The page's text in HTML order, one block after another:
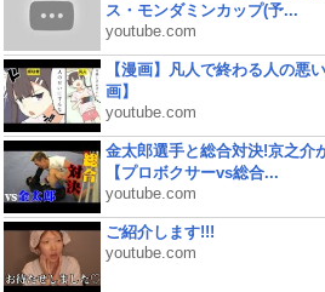
ス・モンダミンカップ(予...
youtube.com
【漫画】凡人で終わる人の悪
画】
youtube.com
金太郎選手と総合対決!京之介
【プロボクサーvs総合...
youtube.com
ご紹介します!!!
youtube.com